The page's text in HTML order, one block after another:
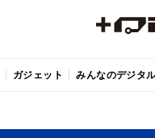
ガジェット みんなのデジタ